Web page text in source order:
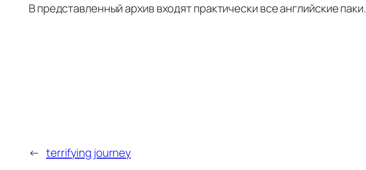
В представленный архив входят практически все английские паки.
← terrifying journey